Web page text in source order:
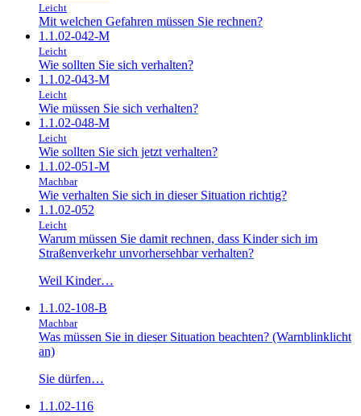
Leicht
Mit welchen Gefahren müssen Sie rechnen?
1.1.02-042-M
Leicht
Wie sollten Sie sich verhalten?
1.1.02-043-M
Leicht
Wie müssen Sie sich verhalten?
1.1.02-048-M
Leicht
Wie sollten Sie sich jetzt verhalten?
1.1.02-051-M
Machbar
Wie verhalten Sie sich in dieser Situation richtig?
1.1.02-052
Leicht
Warum müssen Sie damit rechnen, dass Kinder sich im
Straßenverkehr unvorhersehbar verhalten?
Weil Kinder…
1.1.02-108-B
Machbar
Was müssen Sie in dieser Situation beachten? (Warnblinklicht
an)
Sie dürfen…
1.1.02-116